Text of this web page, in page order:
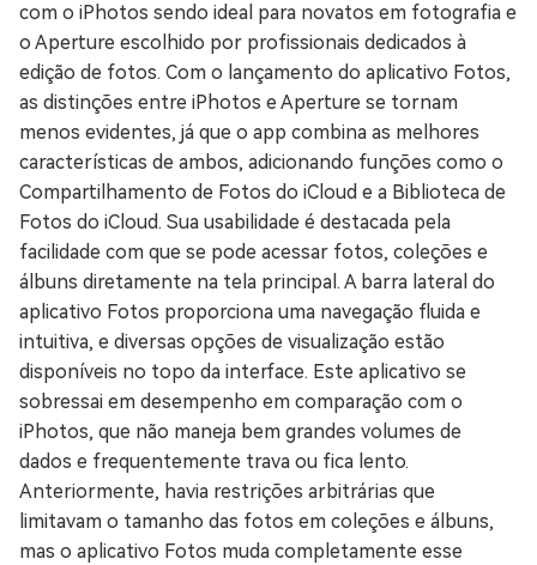
com o iPhotos sendo ideal para novatos em fotografia e
o Aperture escolhido por profissionais dedicados à
edição de fotos. Com o lançamento do aplicativo Fotos,
as distinções entre iPhotos e Aperture se tornam
menos evidentes, já que o app combina as melhores
características de ambos, adicionando funções como o
Compartilhamento de Fotos do iCloud e a Biblioteca de
Fotos do iCloud. Sua usabilidade é destacada pela
facilidade com que se pode acessar fotos, coleções e
álbuns diretamente na tela principal. A barra lateral do
aplicativo Fotos proporciona uma navegação fluida e
intuitiva, e diversas opções de visualização estão
disponíveis no topo da interface. Este aplicativo se
sobressai em desempenho em comparação com o
iPhotos, que não maneja bem grandes volumes de
dados e frequentemente trava ou fica lento.
Anteriormente, havia restrições arbitrárias que
limitavam o tamanho das fotos em coleções e álbuns,
mas o aplicativo Fotos muda completamente esse